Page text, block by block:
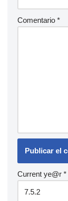
Comentario *
Current ye@r *